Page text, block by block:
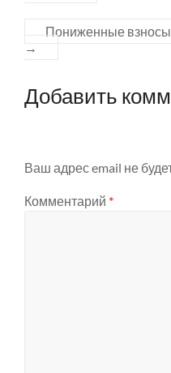
Пониженные
→
Добавить
Ваш адрес email не
Комментарий *